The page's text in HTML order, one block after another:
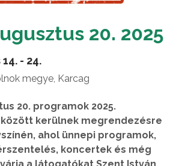
20. 2025
- 24.
megye, Karcag
20. programok 2025.
között kerülnek megrendezésre
ahol ünnepi programok,
koncertek és még